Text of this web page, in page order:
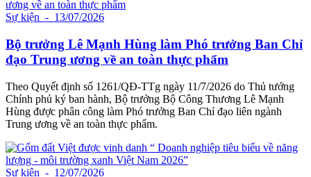
Sự kiện - 13/07/2026
Bộ trưởng Lê Mạnh Hùng làm Phó trưởng Ban Chỉ
đạo Trung ương về an toàn thực phẩm
Theo Quyết định số 1261/QĐ-TTg ngày 11/7/2026 do Thủ tướng
Chính phủ ký ban hành, Bộ trưởng Bộ Công Thương Lê Mạnh
Hùng được phân công làm Phó trưởng Ban Chỉ đạo liên ngành
Trung ương về an toàn thực phẩm.
Sự kiện - 12/07/2026